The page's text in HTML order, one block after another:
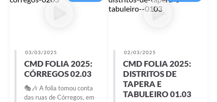
03/03/2025
CMD FOLIA 2025:
CÓRREGOS 02.03
🎭🎶 A folia tomou conta
das ruas de Córregos, em
02/03/2025
CMD FOLIA 2025:
DISTRITOS DE
TAPERA E
TABULEIRO 01.03